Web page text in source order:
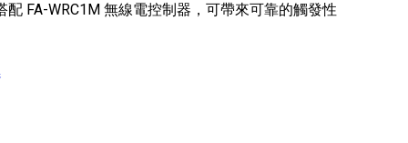
配 FA-WRC1M 無線電控制器，可帶來可靠的觸發性